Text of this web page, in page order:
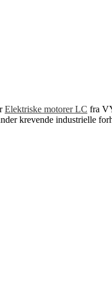
Elektriske motorer LC fra
krevende industrielle